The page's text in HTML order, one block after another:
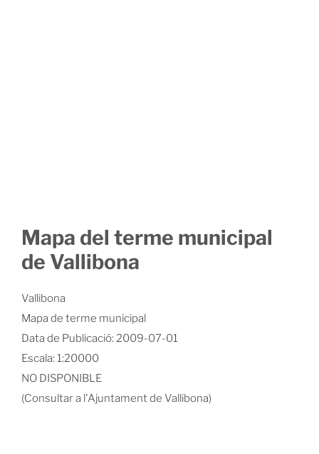
Mapa del terme municipal
de Vallibona
Vallibona
Mapa de terme municipal
Data de Publicació: 2009-07-01
Escala: 1:20000
NO DISPONIBLE
(Consultar a l'Ajuntament de Vallibona)